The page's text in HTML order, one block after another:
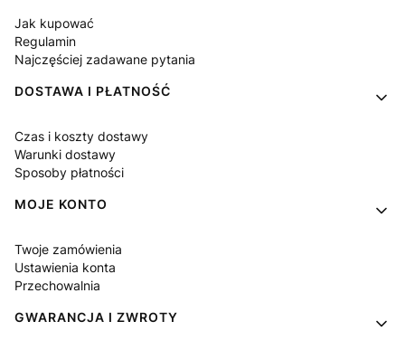
Jak kupować
Regulamin
Najczęściej zadawane pytania
DOSTAWA I PŁATNOŚĆ
Czas i koszty dostawy
Warunki dostawy
Sposoby płatności
MOJE KONTO
Twoje zamówienia
Ustawienia konta
Przechowalnia
GWARANCJA I ZWROTY